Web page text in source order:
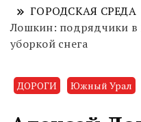
ГОРОДСКАЯ СРЕДА
Лошкин: подрядчики в
уборкой снега
ДОРОГИ Южный Урал